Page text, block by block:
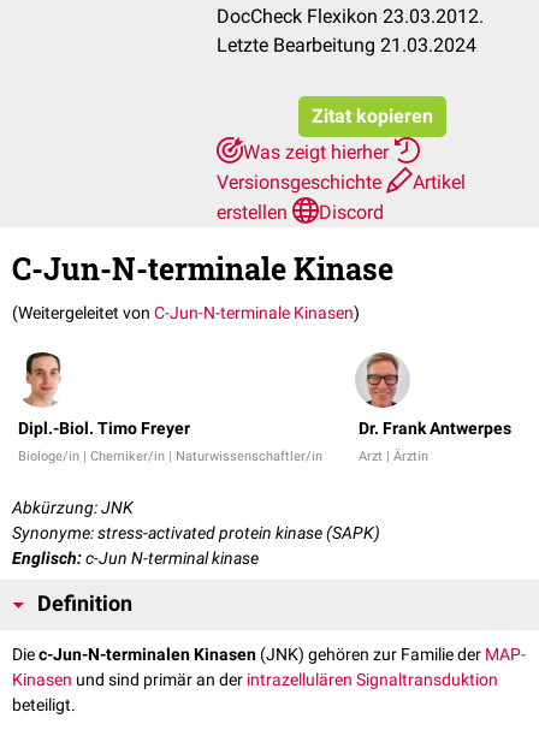
DocCheck Flexikon 23.03.2012.
Letzte Bearbeitung 21.03.2024
Zitat kopieren
Was zeigt hierher
Versionsgeschichte
Artikel
erstellen
Discord
C-Jun-N-terminale Kinase
(Weitergeleitet von C-Jun-N-terminale Kinasen)
Dipl.-Biol. Timo Freyer
Biologe/in | Chemiker/in | Naturwissenschaftler/in
Dr. Frank Antwerpes
Arzt | Ärztin
Abkürzung: JNK
Synonyme: stress-activated protein kinase (SAPK)
Englisch:c-Jun N-terminal kinase
Definition
Diec-Jun-N-terminalen Kinasen (JNK) gehören zur Familie der MAP-
Kinasen und sind primär an der intrazellulären Signaltransduktion
beteiligt.